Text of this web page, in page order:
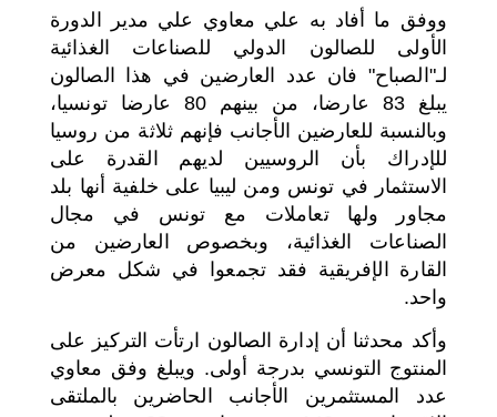
ووفق ما أفاد به علي معاوي علي مدير الدورة
الأولى للصالون الدولي للصناعات الغذائية
لـ"الصباح" فان عدد العارضين في هذا الصالون
يبلغ 83 عارضا، من بينهم 80 عارضا تونسيا،
وبالنسبة للعارضين الأجانب فإنهم ثلاثة من روسيا
للإدراك بأن الروسيين لديهم القدرة على
الاستثمار في تونس ومن ليبيا على خلفية أنها بلد
مجاور ولها تعاملات مع تونس في مجال
الصناعات الغذائية، وبخصوص العارضين من
القارة الإفريقية فقد تجمعوا في شكل معرض
واحد.
وأكد محدثنا أن إدارة الصالون ارتأت التركيز على
المنتوج التونسي بدرجة أولى. ويبلغ وفق معاوي
عدد المستثمرين الأجانب الحاضرين بالملتقى